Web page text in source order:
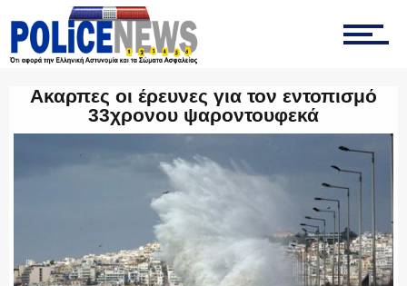
ΤΡΟΧΑΙΑ
Ακαρπες οι έρευνες για τον εντοπισμό
33χρονου ψαροντουφεκά